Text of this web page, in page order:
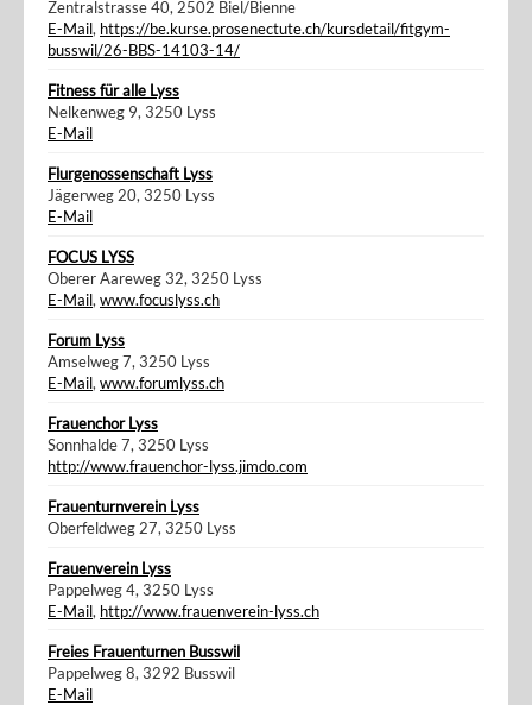
Zentralstrasse 40, 2502 Biel/Bienne
E-Mail, https://be.kurse.prosenectute.ch/kursdetail/fitgym-
busswil/26-BBS-14103-14/
Fitness für alle Lyss
Nelkenweg 9, 3250 Lyss
E-Mail
Flurgenossenschaft Lyss
Jägerweg 20, 3250 Lyss
E-Mail
FOCUS LYSS
Oberer Aareweg 32, 3250 Lyss
E-Mail, www.focuslyss.ch
Forum Lyss
Amselweg 7, 3250 Lyss
E-Mail, www.forumlyss.ch
Frauenchor Lyss
Sonnhalde 7, 3250 Lyss
http://www.frauenchor-lyss.jimdo.com
Frauenturnverein Lyss
Oberfeldweg 27, 3250 Lyss
Frauenverein Lyss
Pappelweg 4, 3250 Lyss
E-Mail, http://www.frauenverein-lyss.ch
Freies Frauenturnen Busswil
Pappelweg 8, 3292 Busswil
E-Mail